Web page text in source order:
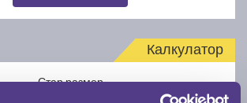
Калкулатор
Стар размер